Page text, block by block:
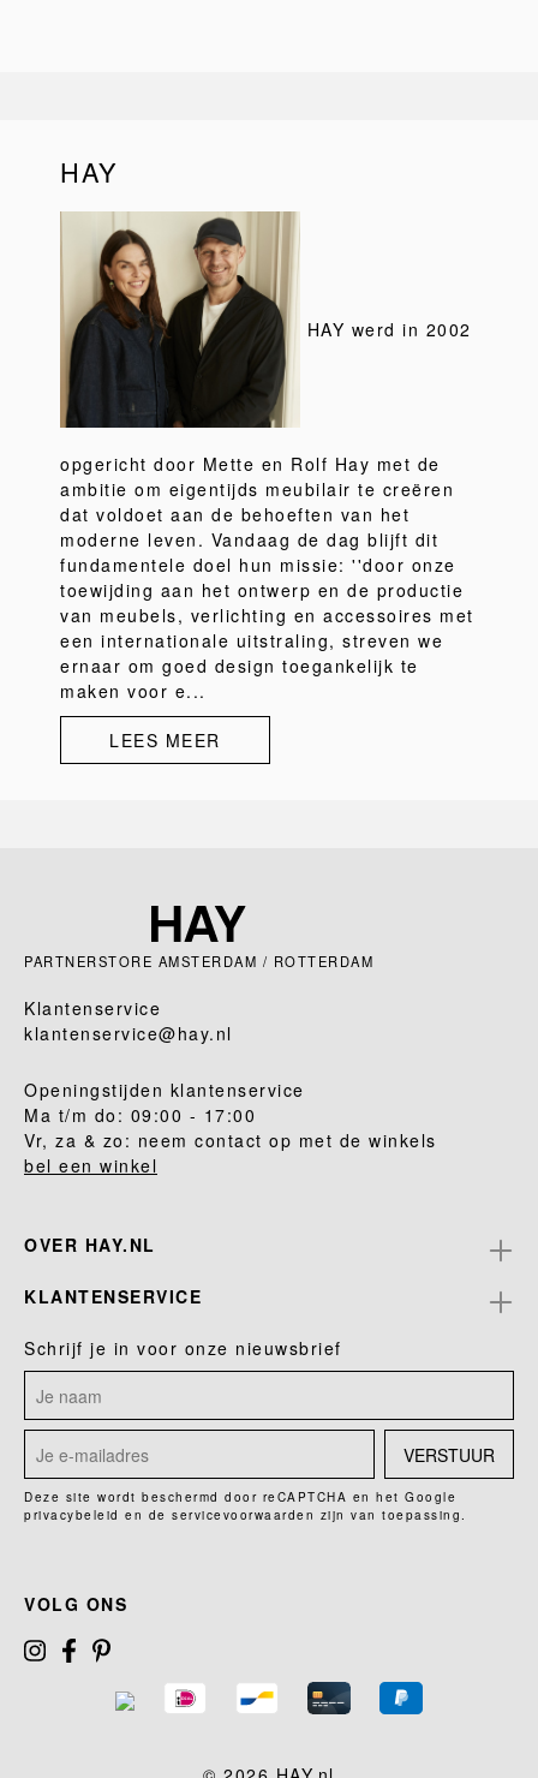
HAY
HAY werd in 2002
opgericht door Mette en Rolf Hay met de
ambitie om eigentijds meubilair te creëren
dat voldoet aan de behoeften van het
moderne leven. Vandaag de dag blijft dit
fundamentele doel hun missie: ''door onze
toewijding aan het ontwerp en de productie
van meubels, verlichting en accessoires met
een internationale uitstraling, streven we
ernaar om goed design toegankelijk te
maken voor e...
LEES MEER
PARTNERSTORE AMSTERDAM / ROTTERDAM
Klantenservice
klantenservice@hay.nl
Openingstijden klantenservice
Ma t/m do: 09:00 - 17:00
Vr, za & zo: neem contact op met de winkels
bel een winkel
OVER HAY.NL
KLANTENSERVICE
Schrijf je in voor onze nieuwsbrief
VERSTUUR
Deze site wordt beschermd door reCAPTCHA en het Google
privacybeleid en de servicevoorwaarden zijn van toepassing.
VOLG ONS